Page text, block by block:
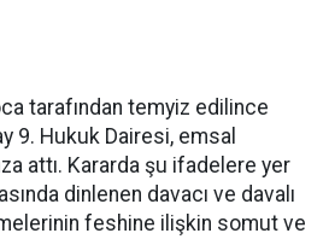
tarafından temyiz edilince
9. Hukuk Dairesi, emsal
attı. Kararda şu ifadelere yer
dinlenen davacı ve davalı
feshine ilişkin somut ve